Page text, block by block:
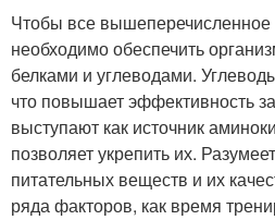
Чтобы все
необходимо обеспечить
белками и углеводами.
что повышает эффективность
выступают как источник
позволяет укрепить их.
питательных веществ и их
ряда факторов, как время